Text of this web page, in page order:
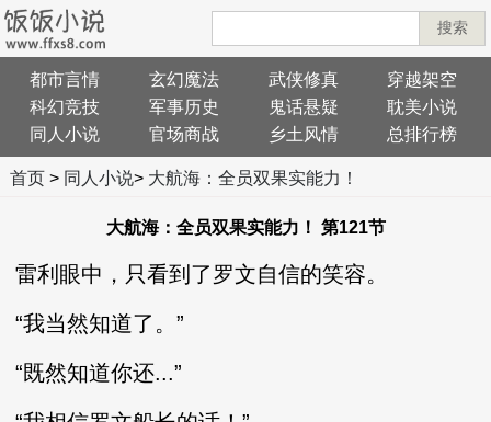
搜索
都市言情 玄幻魔法 武侠修真
穿越架空
科幻竞技
军事历史 鬼话悬疑
耽美小说
同人小说
官场商战 乡土风情 总排行榜
首页> 同人小说> 大航海：全员双果实能力！
大航海：全员双果实能力！ 第121节
雷利眼中，只看到了罗文自信的笑容。
“我当然知道了。”
“既然知道你还...”